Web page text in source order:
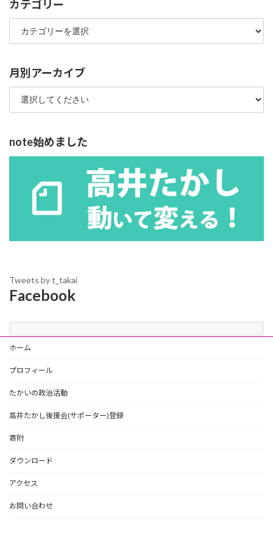
カテゴリー
カ
ゴ
ー
月別アーカイブ
note始めました
Tweets by t_takai
Facebook
ホーム
プロフィール
たかいの政治活動
高井たかし後援会(サポーター)登録
寄附
ダウンロード
アクセス
お問い合わせ